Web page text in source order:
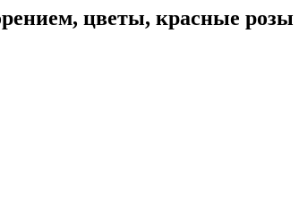
цветы, красные розы